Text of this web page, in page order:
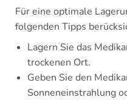
Für eine optimale
folgenden Tipps
Lagern Sie das
trockenen Ort.
Geben Sie den
Sonneneinstrahlung